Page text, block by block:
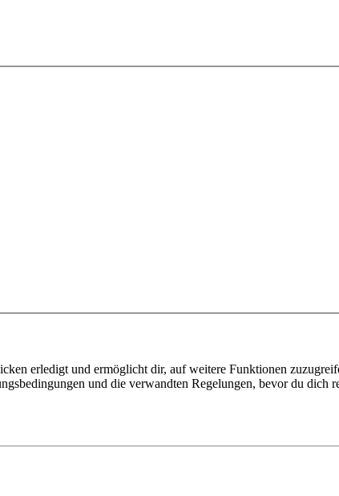
erledigt und ermöglicht dir, auf weitere Funktionen
und die verwandten Regelungen, bevor du dich